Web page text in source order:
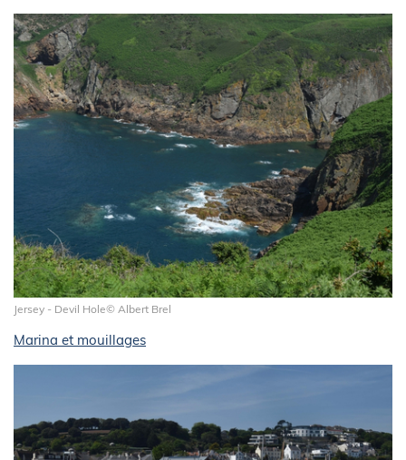
Jersey - Devil Hole© Albert Brel
Marina et mouillages